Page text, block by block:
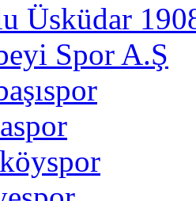
Üsküdar
Spor A.Ş